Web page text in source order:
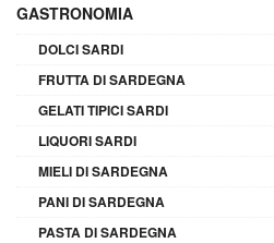
GASTRONOMIA
DOLCI SARDI
FRUTTA DI SARDEGNA
GELATI TIPICI SARDI
LIQUORI SARDI
MIELI DI SARDEGNA
PANI DI SARDEGNA
PASTA DI SARDEGNA